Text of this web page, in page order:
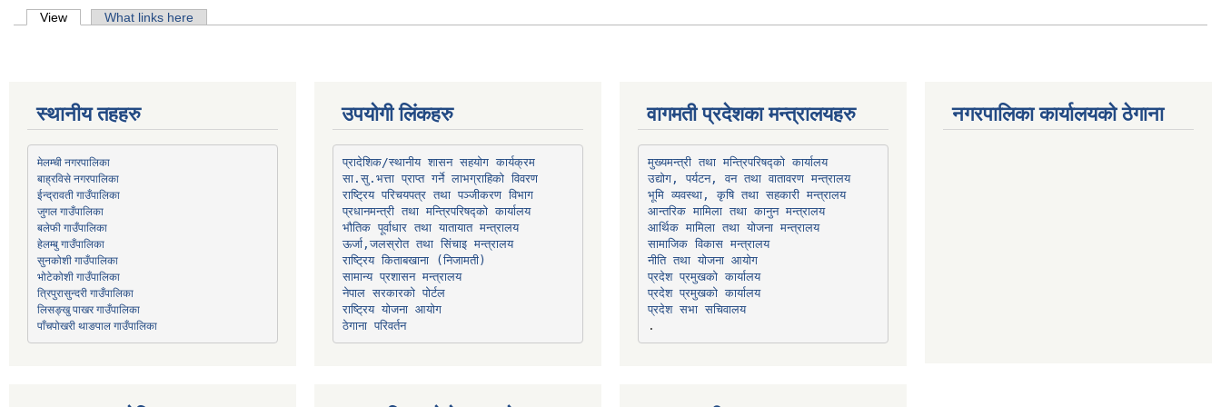
Primary tabs
View (active tab)What links here
स्थानीय तहहरु
मेलम्ची नगरपालिका
बाह्रविसे नगरपालिका
ईन्द्रावती गाउँपालिका
जुगल गाउँपालिका
बलेफी गाउँपालिका
हेलम्बु गाउँपालिका
सुनकोशी गाउँपालिका
भोटेकोशी गाउँपालिका
त्रिपुरासुन्दरी गाउँपालिका
लिसङ्खु पाखर गाउँपालिका
पाँचपोखरी थाङपाल गाउँपालिका
उपयोगी लिंकहरु
प्रादेशिक/स्थानीय शासन सहयोग कार्यक्रम
सा.सु.भत्ता प्राप्त गर्ने लाभग्राहिको विवरण
राष्ट्रिय परिचयपत्र तथा पञ्‍जीकरण विभाग
प्रधानमन्त्री तथा मन्त्रिपरिषद्को कार्यालय
भौतिक पूर्वाधार तथा यातायात मन्त्रालय
ऊर्जा,जलस्रोत तथा सिंचाइ मन्त्रालय
सामान्य प्रशासन मन्त्रालय
नेपाल सरकारको पोर्टल
राष्ट्रिय योजना आयोग
ठेगाना परिवर्तन
वागमती प्रदेशका मन्त्रालयहरु
मुख्यमन्त्री तथा मन्त्रिपरिषद्को कार्यालय
उद्योग, पर्यटन, वन तथा वातावरण मन्त्रालय
भूमि व्यवस्था, कृषि तथा सहकारी मन्त्रालय
आन्तरिक मामिला तथा कानुन मन्त्रालय
आर्थिक मामिला तथा योजना मन्त्रालय
सामाजिक विकास मन्त्रालय
नीति तथा योजना आयोग
प्रदेश प्रमुखको कार्यालय
प्रदेश प्रमुखको कार्यालय
प्रदेश सभा सचिवालय
नगरपालिका कार्यालयको ठेगाना